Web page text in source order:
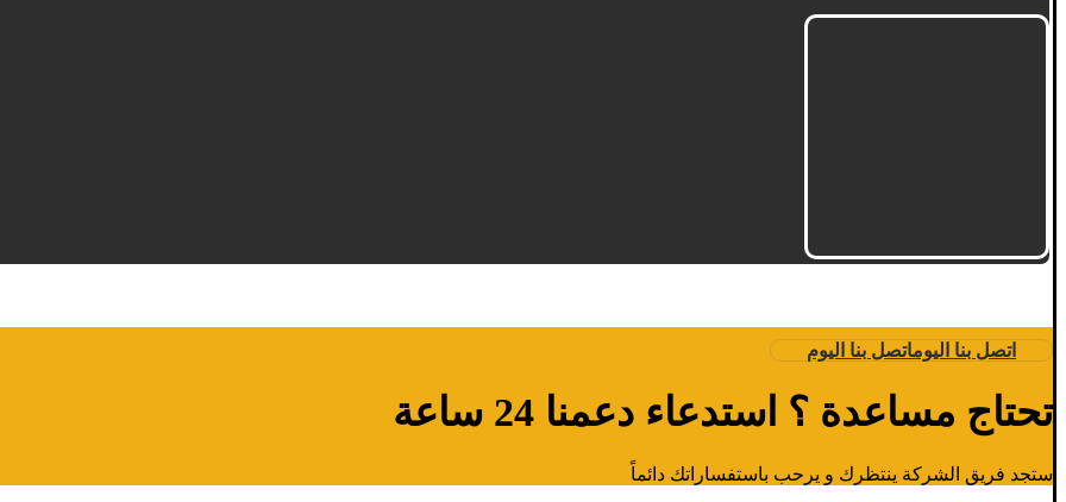
اتصل بنا اليوماتصل بنا اليوم
تحتاج مساعدة ؟ استدعاء دعمنا 24 ساعة
ستجد فريق الشركة ينتظرك و يرحب باستفساراتك دائماً